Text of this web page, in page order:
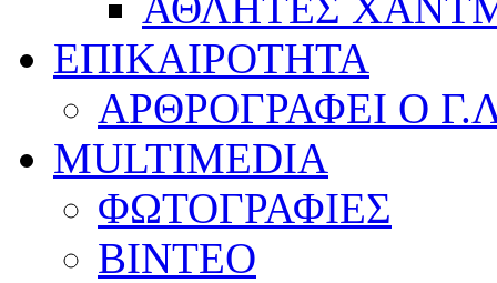
ΕΠΙΚΑΙΡΟΤΗΤΑ
ΑΡΘΡΟΓΡΑΦΕΙ Ο
MULTIMEDIA
ΦΩΤΟΓΡΑΦΙΕΣ
ΒΙΝΤΕΟ